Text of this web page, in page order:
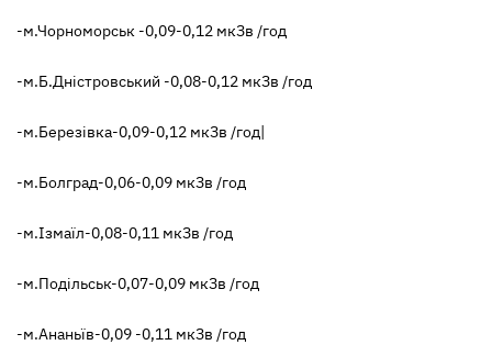
-м.Чорноморськ -0,09-0,12 мкЗв /год
-м.Б.Дністровський -0,08-0,12 мкЗв /год
-м.Березівка-0,09-0,12 мкЗв /год|
-м.Болград-0,06-0,09 мкЗв /год
-м.Ізмаїл-0,08-0,11 мкЗв /год
-м.Подільськ-0,07-0,09 мкЗв /год
-м.Ананьїв-0,09 -0,11 мкЗв /год